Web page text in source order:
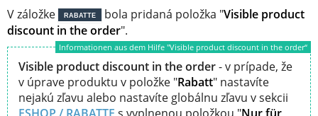
V záložke RABATTE bola pridaná položka "Visible product
discount in the order".
Informationen aus dem Hilfe "Visible product discount in the order“
Visible product discount in the order- v prípade, že
v úprave produktu v položke "Rabatt" nastavíte
nejakú zľavu alebo nastavíte globálnu zľavu v sekcii